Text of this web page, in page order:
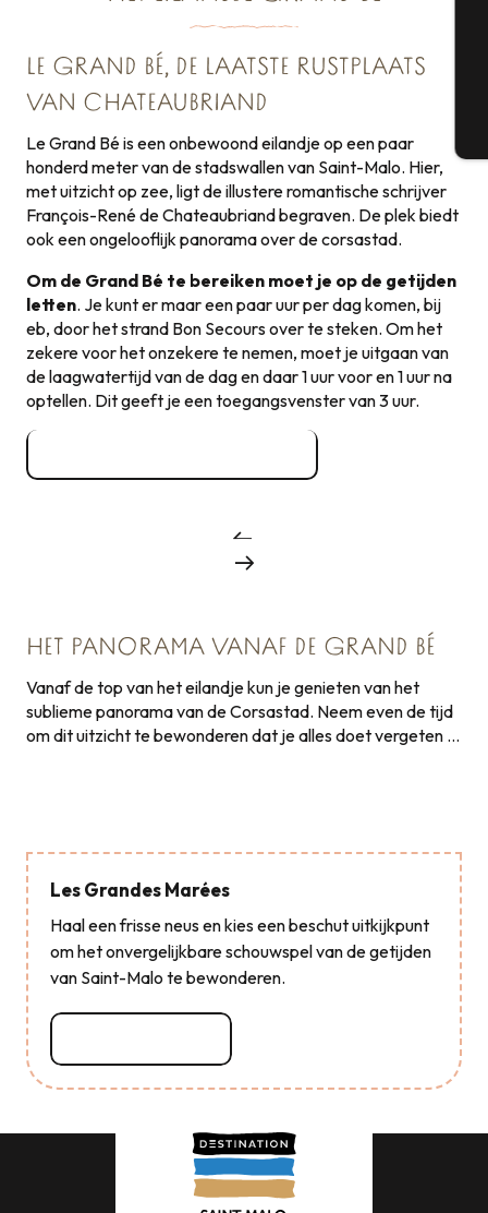
LE GRAND BÉ, DE LAATSTE RUSTPLAATS
VAN CHATEAUBRIAND
Le Grand Bé is een onbewoond eilandje op een paar
honderd meter van de stadswallen van Saint-Malo. Hier,
met uitzicht op zee, ligt de illustere romantische schrijver
François-René de Chateaubriand begraven. De plek biedt
ook een ongelooflijk panorama over de corsastad.
Om de Grand Bé te bereiken moet je op de getijden
letten. Je kunt er maar een paar uur per dag komen, bij
eb, door het strand Bon Secours over te steken. Om het
zekere voor het onzekere te nemen, moet je uitgaan van
de laagwatertijd van de dag en daar 1 uur voor en 1 uur na
optellen. Dit geeft je een toegangsvenster van 3 uur.
HET PANORAMA VANAF DE GRAND BÉ
Vanaf de top van het eilandje kun je genieten van het
sublieme panorama van de Corsastad. Neem even de tijd
om dit uitzicht te bewonderen dat je alles doet vergeten …
Les Grandes Marées
Haal een frisse neus en kies een beschut uitkijkpunt
om het onvergelijkbare schouwspel van de getijden
van Saint-Malo te bewonderen.